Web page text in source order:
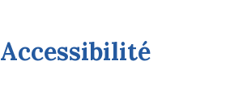
le CTLes ?
gestion des documents
du CTLes
Accessibilité